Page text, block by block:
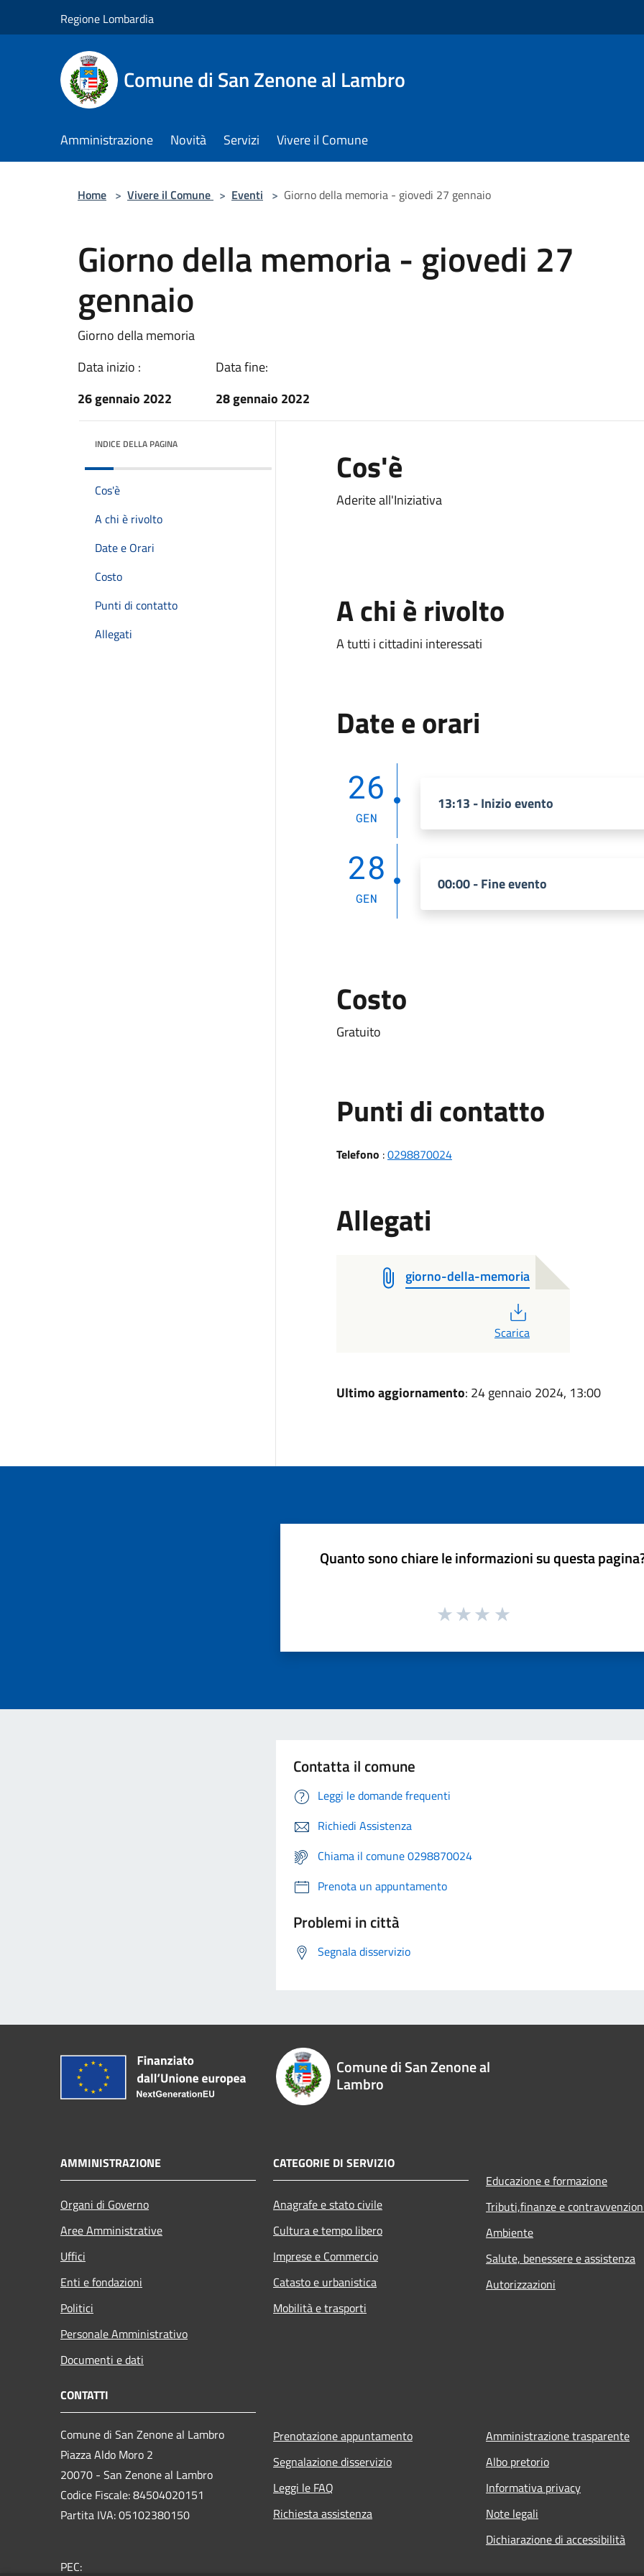
Regione Lombardia
Comune di San Zenone al Lambro
Amministrazione Novità Servizi Vivere il Comune
Home > Vivere il Comune > Eventi > Giorno della memoria - giovedi 27 gennaio
Giorno della memoria - giovedi 27
gennaio
Giorno della memoria
Data inizio :
26 gennaio 2022
Data fine:
28 gennaio 2022
INDICE DELLA PAGINA
Cos'è
A chi è rivolto
Date e Orari
Costo
Punti di contatto
Allegati
Cos'è
Aderite all'Iniziativa
A chi è rivolto
A tutti i cittadini interessati
Date e orari
26
GEN
13:13 - Inizio evento
28
GEN
00:00 - Fine evento
Costo
Gratuito
Punti di contatto
Telefono :0298870024
Allegati
giorno-della-memoria
Scarica
Ultimo aggiornamento: 24 gennaio 2024, 13:00
Quanto sono chiare le informazioni su questa
Contatta il comune
Leggi le domande frequenti
Richiedi Assistenza
Chiama il comune 0298870024
Prenota un appuntamento
Problemi in città
Segnala disservizio
Comune di San Zenone al
Lambro
AMMINISTRAZIONE
Organi di Governo
Aree Amministrative
Uffici
Enti e fondazioni
Politici
Personale Amministrativo
Documenti e dati
CATEGORIE DI SERVIZIO
Anagrafe e stato civile
Cultura e tempo libero
Imprese e Commercio
Catasto e urbanistica
Mobilità e trasporti
Educazione e formazione
Tributi,finanze e
Ambiente
Salute, benessere e assistenza
Autorizzazioni
CONTATTI
Comune di San Zenone al Lambro
Piazza Aldo Moro 2
20070 - San Zenone al Lambro
Codice Fiscale: 84504020151
Partita IVA: 05102380150
PEC:
Prenotazione appuntamento
Segnalazione disservizio
Leggi le FAQ
Richiesta assistenza
Amministrazione trasparente
Albo pretorio
Informativa privacy
Note legali
Dichiarazione di accessibilità